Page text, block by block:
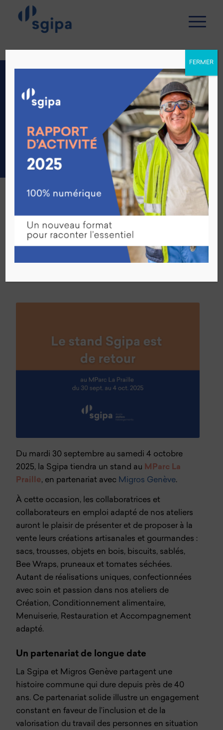
LE STAND SGIPA DE
RETOUR AU MPARC
LA PRAILLE
Retour aux actualités
Du mardi 30 septembre au samedi 4 octobre
2025, la Sgipa tiendra un stand au MParc La
Praille, en partenariat avec Migros Genève.
À cette occasion, les collaboratrices et
collaborateurs en emploi adapté de nos ateliers
auront le plaisir de présenter et de proposer à la
vente leurs créations artisanales et gourmandes :
sacs, trousses, objets en bois, biscuits, sablés,
Bee Wraps, pruneaux et tomates séchées.
Autant de réalisations uniques, confectionnées
avec soin et passion dans nos ateliers de
Création, Conditionnement alimentaire,
Menuiserie, Restauration et Accompagnement
adapté.
Un partenariat de longue date
La Sgipa et Migros Genève partagent une
histoire commune qui dure depuis près de 40
ans. Ce partenariat solide illustre un engagement
constant en faveur de l’inclusion et de la
valorisation du travail des personnes en situation
FERMER